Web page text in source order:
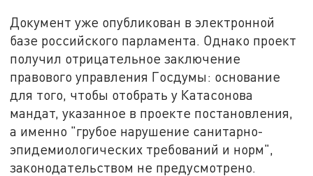
Документ уже опубликован в электронной
базе российского парламента. Однако проект
получил отрицательное заключение
правового управления Госдумы: основание
для того, чтобы отобрать у Катасонова
мандат, указанное в проекте постановления,
а именно "грубое нарушение санитарно-
эпидемиологических требований и норм",
законодательством не предусмотрено.